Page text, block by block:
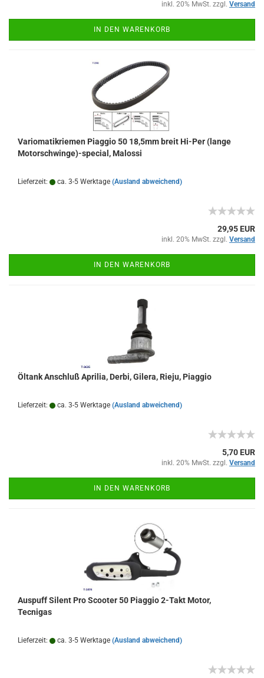
inkl. 20% MwSt. zzgl. Versand
IN DEN WARENKORB
Variomatikriemen Piaggio 50 18,5mm breit Hi-Per (lange
Motorschwinge)-special, Malossi
Lieferzeit: ca. 3-5 Werktage (Ausland abweichend)
29,95 EUR
inkl. 20% MwSt. zzgl. Versand
IN DEN WARENKORB
Öltank Anschluß Aprilia, Derbi, Gilera, Rieju, Piaggio
Lieferzeit: ca. 3-5 Werktage (Ausland abweichend)
5,70 EUR
inkl. 20% MwSt. zzgl. Versand
IN DEN WARENKORB
Auspuff Silent Pro Scooter 50 Piaggio 2-Takt Motor,
Tecnigas
Lieferzeit: ca. 3-5 Werktage (Ausland abweichend)